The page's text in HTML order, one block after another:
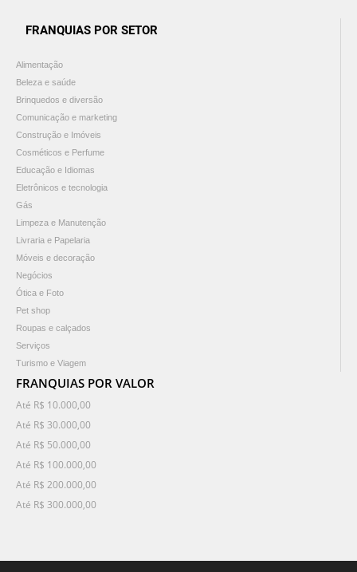
FRANQUIAS POR SETOR
Alimentação
Beleza e saúde
Brinquedos e diversão
Comunicação e marketing
Construção e Imóveis
Cosméticos e Perfume
Educação e Idiomas
Eletrônicos e tecnologia
Gás
Limpeza e Manutenção
Livraria e Papelaria
Móveis e decoração
Negócios
Ótica e Foto
Pet shop
Roupas e calçados
Serviços
Turismo e Viagem
FRANQUIAS POR VALOR
Até R$ 10.000,00
Até R$ 30.000,00
Até R$ 50.000,00
Até R$ 100.000,00
Até R$ 200.000,00
Até R$ 300.000,00